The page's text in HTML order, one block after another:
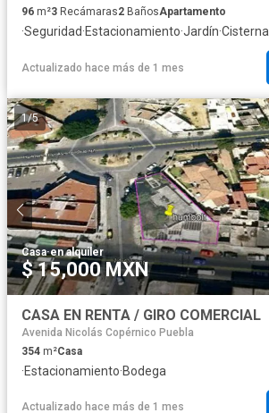
96 m²3 Recámaras2 BañosApartamento
·Seguridad·Estacionamiento·Jardín·Cisterna
Actualizado hace más de 1 mes
1/5
Casa·en alquiler
$ 15,000 MXN
CASA EN RENTA / GIRO COMERCIAL
Avenida Nicolás Copérnico Puebla
354 m²Casa
·Estacionamiento·Bodega
Actualizado hace más de 1 mes